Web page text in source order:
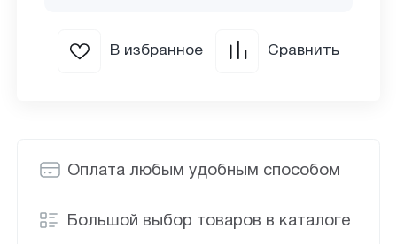
Оплата любым удобным способом
Большой выбор товаров в каталоге
В избранное Сравнить